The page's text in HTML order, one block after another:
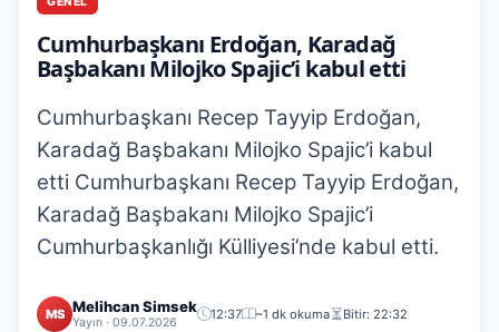
Cumhurbaşkanı Erdoğan, Karadağ
Başbakanı Milojko Spajic’i kabul etti
Cumhurbaşkanı Recep Tayyip Erdoğan,
Karadağ Başbakanı Milojko Spajic’i kabul
etti Cumhurbaşkanı Recep Tayyip Erdoğan,
Karadağ Başbakanı Milojko Spajic’i
Cumhurbaşkanlığı Külliyesi’nde kabul etti.
MS Melihcan Simsek
Yayın · 09.07.2026
12:37 ~1 dk okuma Bitir: 22:32